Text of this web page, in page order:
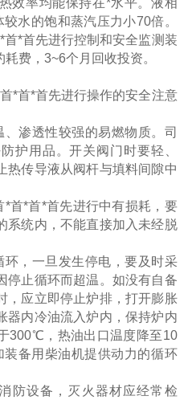
效率均能保持在*水平。液相
水的饱和蒸汽压力小70倍。
*首先进行控制和安全监测装
费，3~6个月回收投资。
*首*首先进行操作的安全注意
渗透性较强的易燃物质。司
护用品。开关阀门时要轻、
热传导液从阀杆与填料间隙中
首*首*首先进行中有损耗，要
系统内，不能直接加入未经脱
，一旦发生停电，要及时采
停止循环而超温。如没有自备
，应立即停止炉排，打开膨胀
器内冷油流入炉内，保持炉内
300℃，热油出口温度降至10
备用柴油机提供动力的循环
防设备，灭火器材应经常检